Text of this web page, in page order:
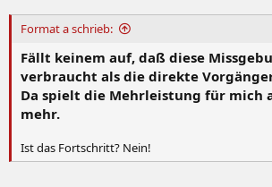
Format a schrieb:
Fällt keinem auf, daß diese
verbraucht als die direkte
Da spielt die Mehrleistung für mich
mehr.
Ist das Fortschritt? Nein!